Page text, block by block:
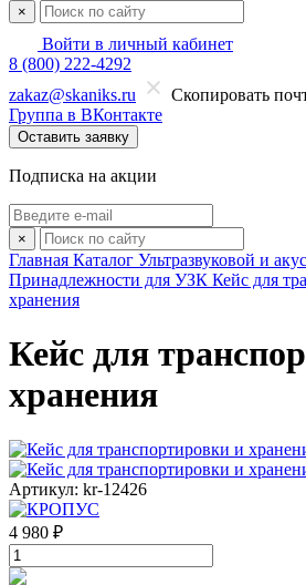
×
Войти в личный кабинет
8 (800) 222-4292
zakaz@skaniks.ru
Скопировать
Группа в ВКонтакте
Оставить заявку
Подписка на акции
×
Главная Каталог Ультразвуковой и
Принадлежности для УЗК Кейс для
хранения
Кейс для
хранения
Артикул: kr-12426
4 980 ₽